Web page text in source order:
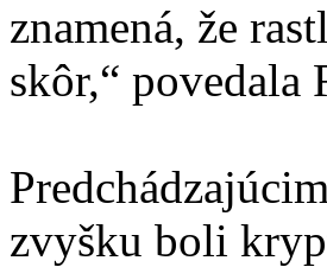
znamená, že
skôr,“ povedala
zvyšku boli